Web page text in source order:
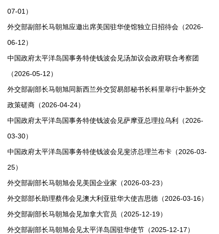
07-01）
外交部副部长马朝旭应邀出席美国驻华使馆独立日招待会（2026-
06-12）
中国政府太平洋岛国事务特使钱波会见汤加议会政府联合考察团
（2026-05-12）
外交部副部长马朝旭同新西兰外交贸易部秘书长科里举行中新外交
政策磋商（2026-04-24）
中国政府太平洋岛国事务特使钱波会见萨摩亚总理拉乌利（2026-
03-30）
中国政府太平洋岛国事务特使钱波会见斐济总理兰布卡（2026-03-
25）
外交部副部长马朝旭会见美国企业家（2026-03-23）
外交部部长助理蔡伟会见澳大利亚驻华大使吉思德（2026-03-16）
外交部副部长马朝旭会见加拿大官员（2025-12-19）
外交部副部长马朝旭会见太平洋岛国驻华使节（2025-12-17）